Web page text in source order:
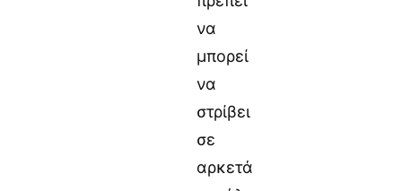
να
μπορεί
να
στρίβει
σε
αρκετά